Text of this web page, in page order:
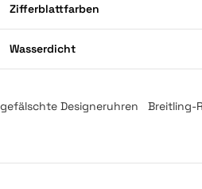
Zifferblattfarben
Wasserdicht
gefälschte Designeruhren Breitling-